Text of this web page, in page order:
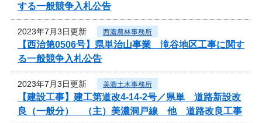
する一般競争入札公告
2023年7月3日更新 西濃農林事務所
【西治第0506号】県単治山事業 滝谷地区工事に関す
る一般競争入札公告
2023年7月3日更新 美濃土木事務所
【建設工事】建工第道改4-14-2号／県単 道路新設改
良（一般分） （主）美濃洞戸線 他 道路改良工事